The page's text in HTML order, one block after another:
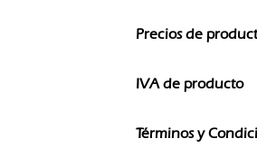
Precios de
CAMBIOS SIN
IVA de producto
IVA
Términos y